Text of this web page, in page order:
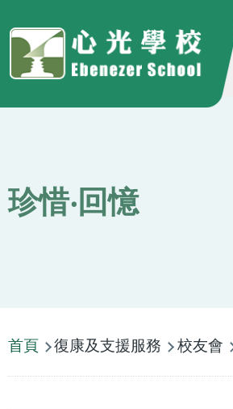
珍惜‧回憶
航
連
首頁 復康及支援服務 校友會